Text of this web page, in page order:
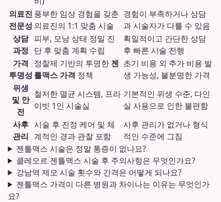
의료진
전문성
풍부한 임상 경험을 갖춘
의료진의 1:1 맞춤 시술
경험이 부족하거나 상담
과 시술자가 다를 수 있음
상담
과정
피부, 모낭 상태 정밀 진
단 후 맞춤 계획 수립
획일적이고 간단한 상담
후 빠른 시술 진행
가격
투명성
정찰제 기반의 투명한 젠
틀맥스 가격 정책
초기 비용 외 추가 비용 발
생 가능성, 불분명한 가격
위생
및 안
전
철저한 멸균 시스템, 프라
이빗 1인 시술실
기본적인 위생 수준, 다인
실 사용으로 인한 불편함
사후
관리
시술 후 진정 케어 및 체
계적인 경과 관찰 포함
사후 관리가 없거나 형식
적인 수준에 그침
젠틀맥스 시술은 정말 통증이 없나요?
클레오르 젠틀맥스 시술 후 주의사항은 무엇인가요?
강남역 제모 시술 횟수와 간격은 어떻게 되나요?
젠틀맥스 가격이 다른 병원과 차이나는 이유는 무엇인가
요?